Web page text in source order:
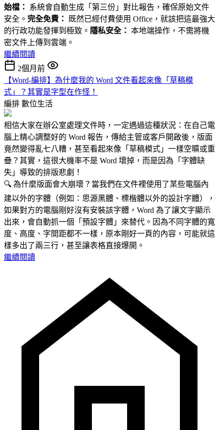
始檔：
系統會自動生成「第三份」對比報告，確保原始文件
安全。 完全免費：
既然已經付費使用 Office，就該把這最強大
的行政功能發揮到極致。 隱私安全： 本地端操作，不需將機
密文件上傳到雲端。
繼續閱讀
2個月前
【Word-編排】為什麼我的 Word 文件看起來像「草稿模
式」？其實是字型在作怪！
編排 數位生活
相信大家在辦公室處理文件時，一定遇過這種狀況：在自己電
腦上精心調整好的 Word 報告，傳給主管或客戶開啟後，版面
竟然變得亂七八糟，甚至看起來像「草稿模式」一樣空曠或重
疊？其實，這很大機率不是 Word 壞掉，而是因為「字體缺
失」導致的排版悲劇！
🔍 為什麼版面會大崩壞？當我們在文件裡使用了某些電腦內
建以外的字體（例如：思源黑體、標楷體以外的設計字體），
如果對方的電腦剛好沒有安裝該字體，Word 為了讓文字顯示
出來，會自動抓一個「預設字體」來替代。因為不同字體的寬
度、高度、字間距都不一樣，原本剛好一頁的內容，可能就這
樣多出了兩三行，甚至讓表格直接爆開。
繼續閱讀